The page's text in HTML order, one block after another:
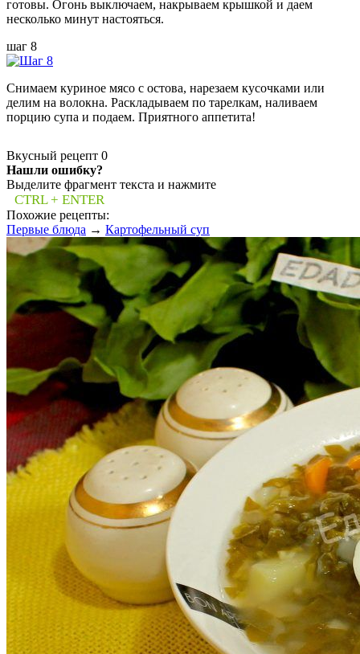
готовы. Огонь выключаем, накрываем крышкой и даем
несколько минут настояться.
шаг 8
Снимаем куриное мясо с остова, нарезаем кусочками или
делим на волокна. Раскладываем по тарелкам, наливаем
порцию супа и подаем. Приятного аппетита!
Вкусный рецепт 0
Нашли ошибку?
Выделите фрагмент текста и нажмите
CTRL + ENTER
Похожие рецепты:
Первые блюда → Картофельный суп